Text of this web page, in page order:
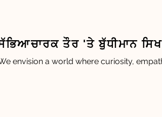
ਤੌਰ 'ਤੇ ਬੁੱਧੀਮਾਨ
envision a world where curiosity,